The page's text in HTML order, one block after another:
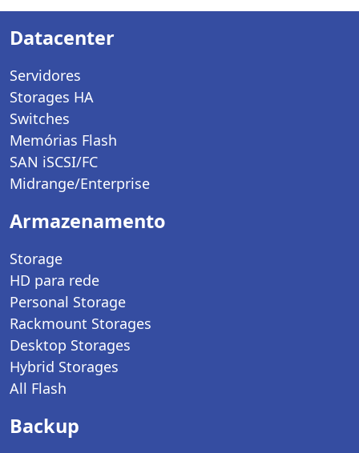
Datacenter
Servidores
Storages HA
Switches
Memórias Flash
SAN iSCSI/FC
Midrange/Enterprise
Armazenamento
Storage
HD para rede
Personal Storage
Rackmount Storages
Desktop Storages
Hybrid Storages
All Flash
Backup